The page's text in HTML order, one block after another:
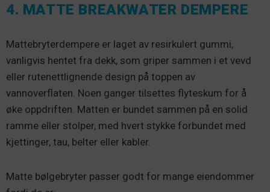
4. MATTE BREAKWATER DEMPERE
Mattebryterdempere er laget av resirkulert gummi,
vanligvis hentet fra dekk, som griper sammen i et vevd
eller rutenettlignende design på toppen av
vannoverflaten. Noen ganger tilsettes flyteskum for å
øke oppdriften. Matten er bundet sammen på en solid
ramme eller stolper, med hvert stykke forbundet med
kjettinger, tau, belter eller kabler.
Matte bølgebryter passer godt for mange eiendommer